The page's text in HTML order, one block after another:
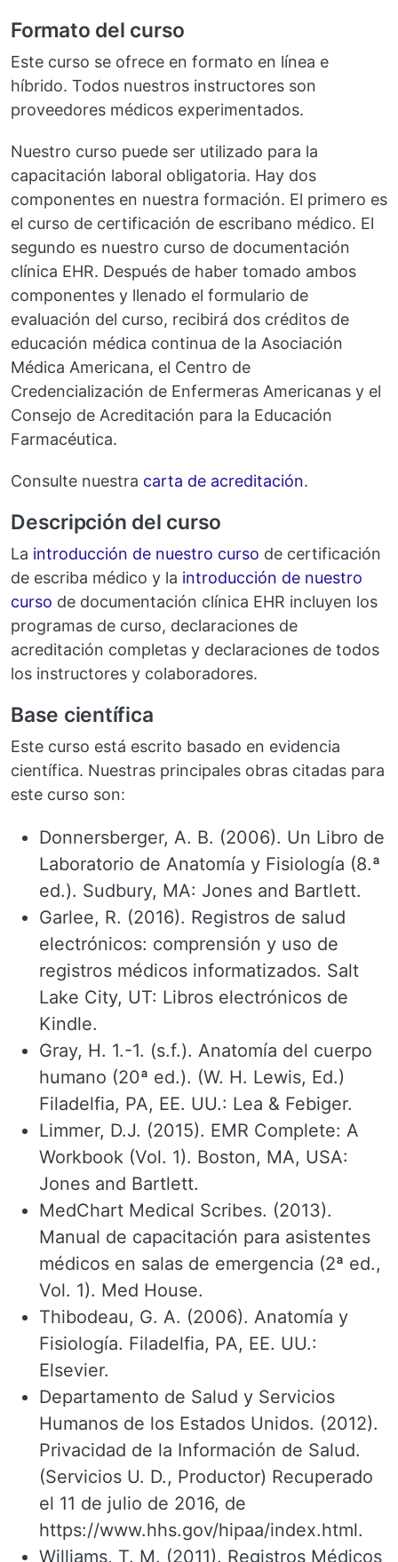
Formato del curso
Este curso se ofrece en formato en línea e
híbrido. Todos nuestros instructores son
proveedores médicos experimentados.
Nuestro curso puede ser utilizado para la
capacitación laboral obligatoria. Hay dos
componentes en nuestra formación. El primero es
el curso de certificación de escribano médico. El
segundo es nuestro curso de documentación
clínica EHR. Después de haber tomado ambos
componentes y llenado el formulario de
evaluación del curso, recibirá dos créditos de
educación médica continua de la Asociación
Médica Americana, el Centro de
Credencialización de Enfermeras Americanas y el
Consejo de Acreditación para la Educación
Farmacéutica.
Consulte nuestra carta de acreditación.
Descripción del curso
La introducción de nuestro curso de certificación
de escriba médico y la introducción de nuestro
curso de documentación clínica EHR incluyen los
programas de curso, declaraciones de
acreditación completas y declaraciones de todos
los instructores y colaboradores.
Base científica
Este curso está escrito basado en evidencia
científica. Nuestras principales obras citadas para
este curso son:
Donnersberger, A. B. (2006). Un Libro de
Laboratorio de Anatomía y Fisiología (8.ª
ed.). Sudbury, MA: Jones and Bartlett.
Garlee, R. (2016). Registros de salud
electrónicos: comprensión y uso de
registros médicos informatizados. Salt
Lake City, UT: Libros electrónicos de
Kindle.
Gray, H. 1.-1. (s.f.). Anatomía del cuerpo
humano (20ª ed.). (W. H. Lewis, Ed.)
Filadelfia, PA, EE. UU.: Lea & Febiger.
Limmer, D.J. (2015). EMR Complete: A
Workbook (Vol. 1). Boston, MA, USA:
Jones and Bartlett.
MedChart Medical Scribes. (2013).
Manual de capacitación para asistentes
médicos en salas de emergencia (2ª ed.,
Vol. 1). Med House.
Thibodeau, G. A. (2006). Anatomía y
Fisiología. Filadelfia, PA, EE. UU.:
Elsevier.
Departamento de Salud y Servicios
Humanos de los Estados Unidos. (2012).
Privacidad de la Información de Salud.
(Servicios U. D., Productor) Recuperado
el 11 de julio de 2016, de
https://www.hhs.gov/hipaa/index.html.
Williams, T. M. (2011). Registros Médicos